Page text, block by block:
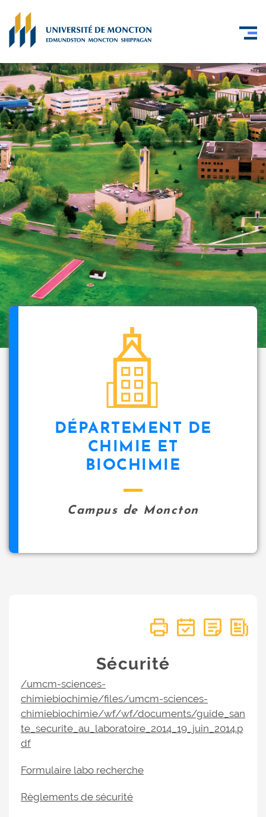
DÉPARTEMENT DE
CHIMIE ET
BIOCHIMIE
Campus de Moncton
Sécurité
/umcm-sciences-
chimiebiochimie/files/umcm-sciences-
chimiebiochimie/wf/wf/documents/guide_san
te_securite_au_laboratoire_2014_19_juin_2014.p
df
Formulaire labo recherche
Règlements de sécurité